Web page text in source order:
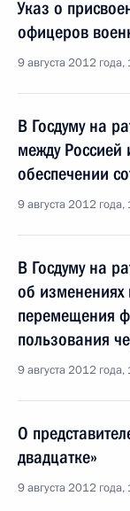
Указ о
офицеров
9 августа 2012
В Госдуму на
между
обеспечении
9 августа 2012
В Госдуму на
об изменениях
перемещения
пользования
9 августа 2012
О
двадцатке»
9 августа 2012